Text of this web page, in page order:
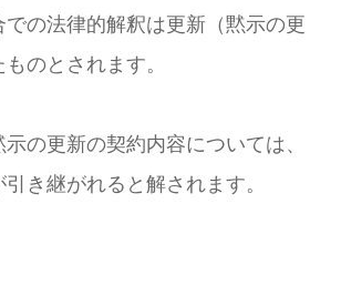
での法律的解釈は更新（黙示の更
のとされます。
の更新の契約内容については、
き継がれると解されます。